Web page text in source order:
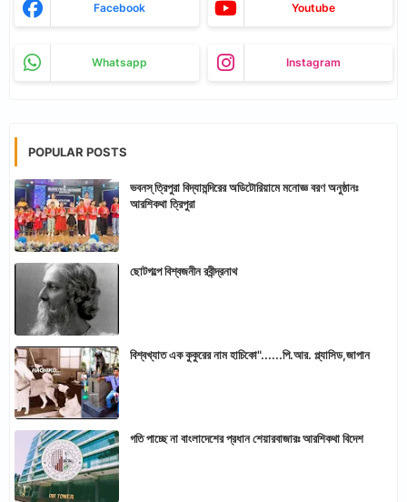
Facebook Youtube
Whatsapp Instagram
POPULAR POSTS
ভবনস্ ত্রিপুরা বিদ্যামন্দিরের অডিটোরিয়ামে মনোজ্ঞ বরণ অনুষ্ঠানঃ
আরশিকথা ত্রিপুরা
ছোটগল্পে বিশ্বজনীন রবীন্দ্রনাথ
বিশ্বখ্যাত এক কুকুরের নাম হাচিকো"......পি.আর. প্ল্যাসিড,জাপান
গতি পাচ্ছে না বাংলাদেশের প্রধান শেয়ারবাজারঃ আরশিকথা বিদেশ